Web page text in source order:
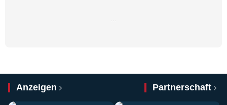
Anzeigen Partnerschaft